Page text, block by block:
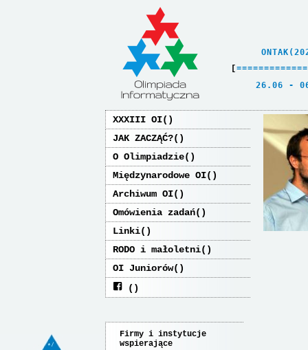
[ =============
26.06
XXXIII OI
JAK ZACZĄĆ?
O Olimpiadzie
Międzynarodowe OI
Archiwum OI
Omówienia zadań
Linki
RODO i małoletni
OI Juniorów
Firmy i instytucje
wspierające